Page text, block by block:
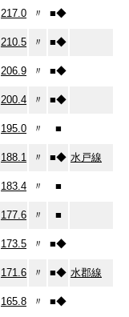
217.0 〃 ■◆
210.5 〃 ■◆
206.9 〃 ■◆
200.4 〃 ■◆
195.0 〃 ■
188.1 〃 ■◆ 水戸線
183.4 〃 ■
177.6 〃
■
173.5 〃 ■◆
171.6 〃 ■◆ 水郡線
165.8 〃 ■◆